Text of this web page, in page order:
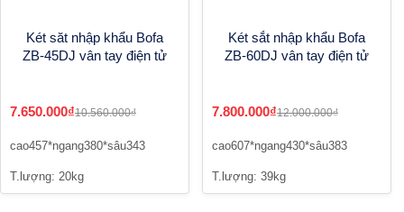
Két săt nhập khẩu Bofa
ZB-45DJ vân tay điện tử
7.650.000₫10.560.000₫
cao457*ngang380*sâu343
T.lượng: 20kg
Két sắt nhập khẩu Bofa
ZB-60DJ vân tay điện tử
7.800.000₫12.000.000₫
cao607*ngang430*sâu383
T.lượng: 39kg